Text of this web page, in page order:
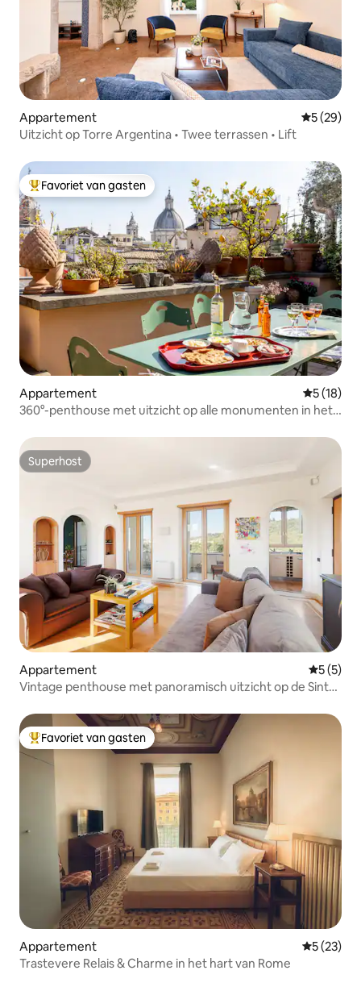
Appartement
5 (29)
Uitzicht op Torre Argentina • Twee terrassen • Lift
Topfavoriet van gasten
Favoriet van gasten
Appartement
5 (18)
360°-penthouse met uitzicht op alle monumenten in het
Superhost
Superhost
Appartement
5 (5)
Vintage penthouse met panoramisch uitzicht op de Sint-
Topfavoriet van gasten
Favoriet van gasten
Appartement
5 (23)
Trastevere Relais & Charme in het hart van Rome